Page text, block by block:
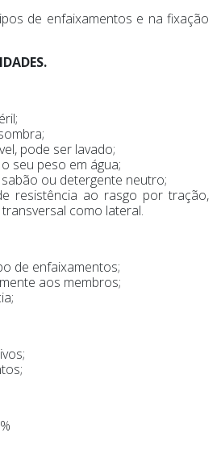
de enfaixamentos e na fixação
pode ser lavado;
seu peso em água;
ou detergente neutro;
resistência ao rasgo por tração,
como lateral.
de enfaixamentos;
aos membros;